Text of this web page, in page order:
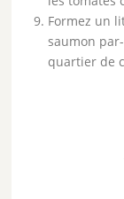
Formez un
saumon
quartier de